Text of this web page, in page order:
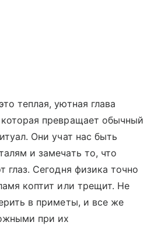
теплая, уютная глава
превращает обычный
Они учат нас быть
и замечать то, что
глаз. Сегодня физика точно
коптит или трещит. Не
в приметы, и все же
при их